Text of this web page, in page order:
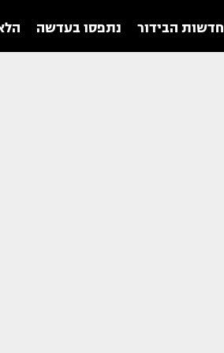
חדשות הבידור נתפסו בעדשה